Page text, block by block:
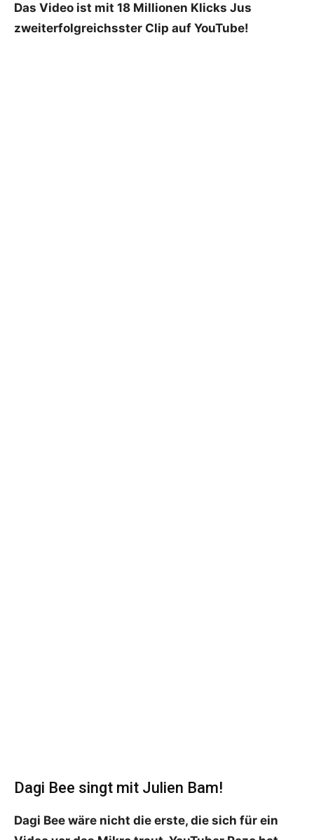
Das Video ist mit 18 Millionen Klicks Jus
zweiterfolgreichsster Clip auf YouTube!
Dagi Bee singt mit Julien Bam!
Dagi Bee wäre nicht die erste, die sich für ein